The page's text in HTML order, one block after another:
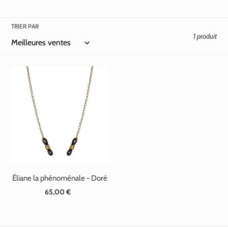
l
l
e
c
:
TRIER PAR
1 produit
Éliane la phénoménale - Doré
Prix
65,00 €